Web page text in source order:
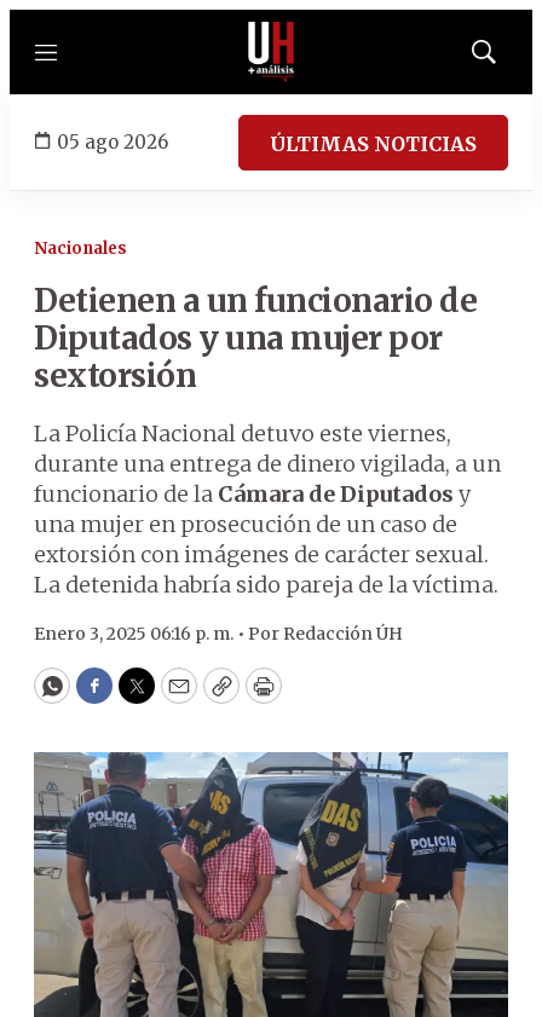
Menú
Mostrar
05 ago 2026 ÚLTIMAS NOTICIAS
Nacionales
Detienen a un funcionario de
Diputados y una mujer por
sextorsión
La Policía Nacional detuvo este viernes,
durante una entrega de dinero vigilada, a un
funcionario de la Cámara de Diputados y
una mujer en prosecución de un caso de
extorsión con imágenes de carácter sexual.
La detenida habría sido pareja de la víctima.
Enero 3, 2025 06:16 p. m. • Por Redacción ÚH
WhatsApp
Facebook
Twitter
EmailCopyPrint